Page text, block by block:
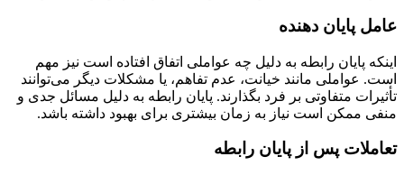
عامل پایان دهنده
اینکه پایان رابطه به دلیل چه عواملی اتفاق افتاده است نیز مهم
است. عواملی مانند خیانت، عدم تفاهم، یا مشکلات دیگر می‌توانند
تأثیرات متفاوتی بر فرد بگذارند. پایان رابطه به دلیل مسائل جدی و
منفی ممکن است نیاز به زمان بیشتری برای بهبود داشته باشد.
تعاملات پس از پایان رابطه